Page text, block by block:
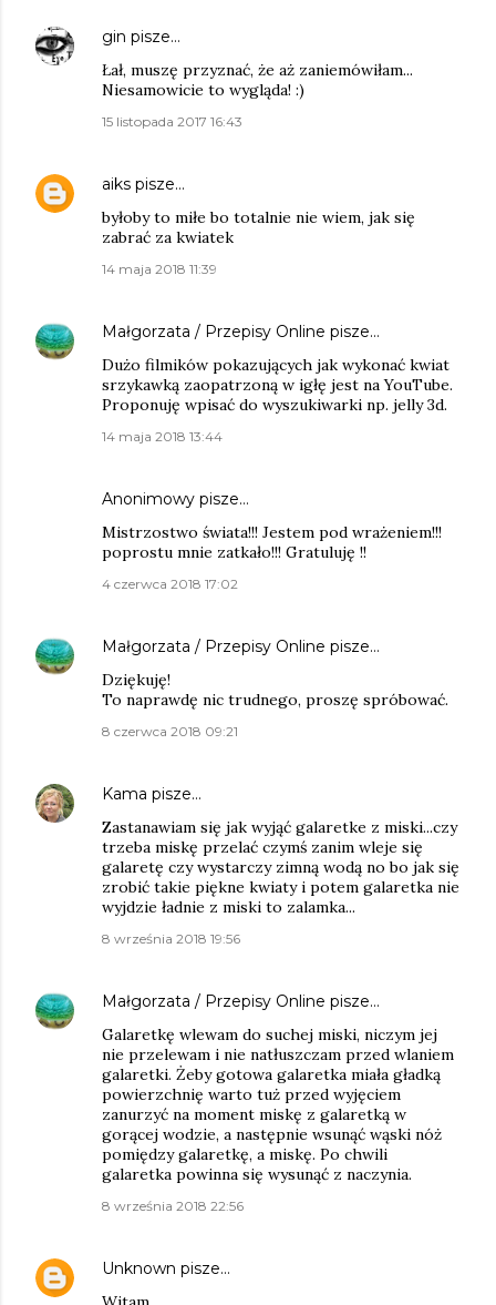
gin pisze…
Łał, muszę przyznać, że aż zaniemówiłam...
Niesamowicie to wygląda! :)
15 listopada 2017 16:43
aiks pisze…
byłoby to miłe bo totalnie nie wiem, jak się
zabrać za kwiatek
14 maja 2018 11:39
Małgorzata / Przepisy Online pisze…
Dużo filmików pokazujących jak wykonać kwiat
srzykawką zaopatrzoną w igłę jest na YouTube.
Proponuję wpisać do wyszukiwarki np. jelly 3d.
14 maja 2018 13:44
Anonimowy pisze…
Mistrzostwo świata!!! Jestem pod wrażeniem!!!
poprostu mnie zatkało!!! Gratuluję !!
4 czerwca 2018 17:02
Małgorzata / Przepisy Online pisze…
Dziękuję!
To naprawdę nic trudnego, proszę spróbować.
8 czerwca 2018 09:21
Kama pisze…
Zastanawiam się jak wyjąć galaretke z miski...czy
trzeba miskę przelać czymś zanim wleje się
galaretę czy wystarczy zimną wodą no bo jak się
zrobić takie piękne kwiaty i potem galaretka nie
wyjdzie ładnie z miski to zalamka...
8 września 2018 19:56
Małgorzata / Przepisy Online pisze…
Galaretkę wlewam do suchej miski, niczym jej
nie przelewam i nie natłuszczam przed wlaniem
galaretki. Żeby gotowa galaretka miała gładką
powierzchnię warto tuż przed wyjęciem
zanurzyć na moment miskę z galaretką w
gorącej wodzie, a następnie wsunąć wąski nóż
pomiędzy galaretkę, a miskę. Po chwili
galaretka powinna się wysunąć z naczynia.
8 września 2018 22:56
Unknown pisze…